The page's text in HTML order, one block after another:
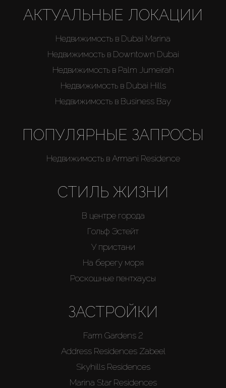
АКТУАЛЬНЫЕ ЛОКАЦИИ
Недвижимость в Dubai Marina
Недвижимость в Downtown Dubai
Недвижимость в Palm Jumeirah
Недвижимость в Dubai Hills
Недвижимость в Business Bay
ПОПУЛЯРНЫЕ ЗАПРОСЫ
Недвижимость в Armani Residence
СТИЛЬ ЖИЗНИ
В центре города
Гольф Эстейт
У пристани
На берегу моря
Роскошные пентхаусы
ЗАСТРОЙКИ
Farm Gardens 2
Address Residences Zabeel
Skyhills Residences
Marina Star Residences